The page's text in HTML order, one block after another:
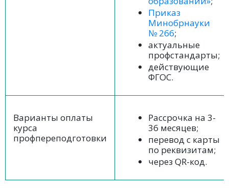
Приказ
Минобрнауки
№ 266;
актуальные
профстандарты;
действующие
ФГОС.
Варианты оплаты
курса
профпереподготовки
Рассрочка на 3-
36 месяцев;
перевод с карты
по реквизитам;
через QR-код.